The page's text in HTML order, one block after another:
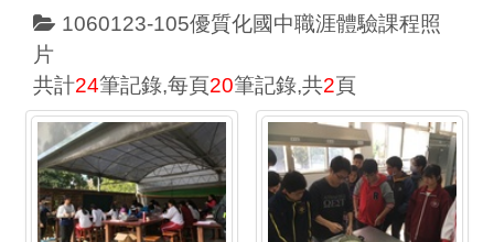
1060123-105優質化國中職涯體驗課程照
片
共計24筆記錄,每頁20筆記錄,共2頁